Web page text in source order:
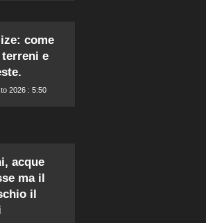
come
e
2026 : 5:50
acque
ma il
il